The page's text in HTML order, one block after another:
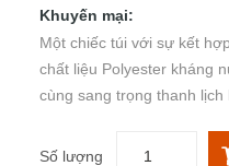
Khuyến mại:
Một chiếc túi với sự kết
chất liệu Polyester kháng
cùng sang trọng thanh lịch
Số lượng